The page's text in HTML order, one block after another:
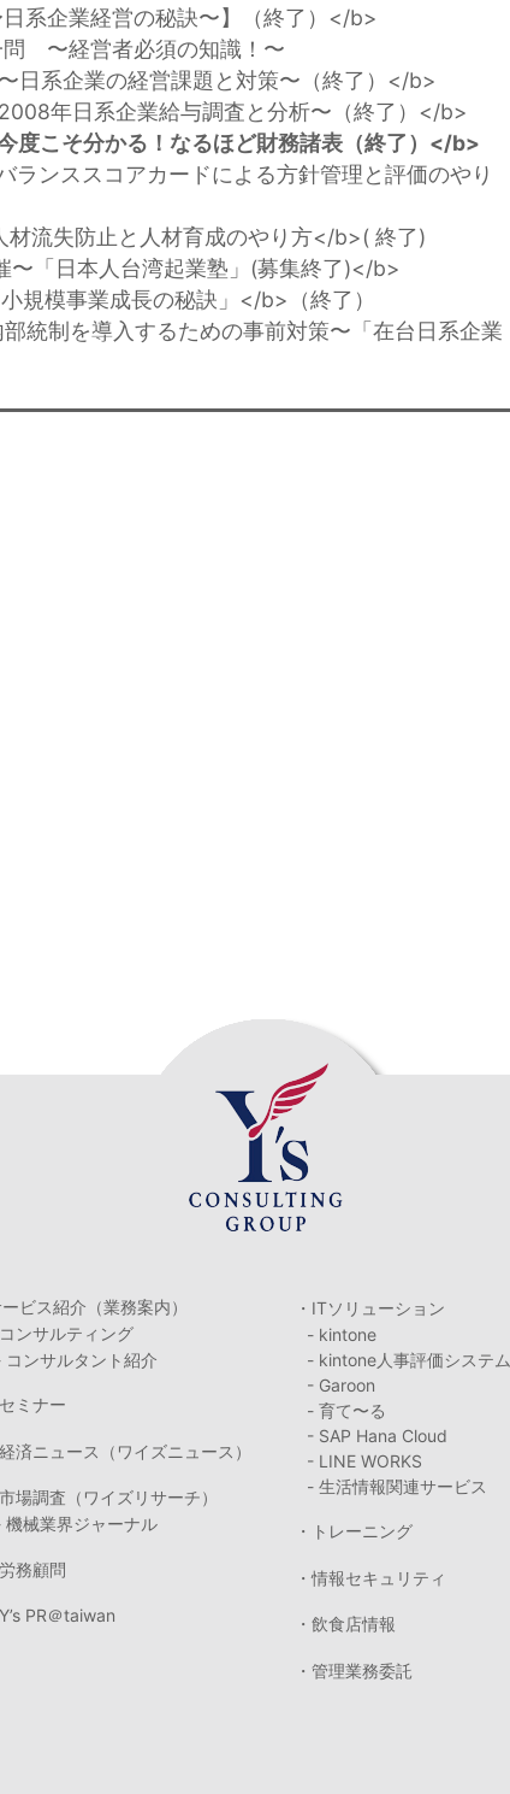
系企業経営の秘訣〜】（終了）</b>
問 〜経営者必須の知識！〜
日系企業の経営課題と対策〜（終了）</b>
年日系企業給与調査と分析〜（終了）</b>
度こそ分かる！なるほど財務諸表（終了）</b>
ランススコアカードによる方針管理と評価のやり
材流失防止と人材育成のやり方</b>( 終了)
〜「日本人台湾起業塾」(募集終了)</b>
規模事業成長の秘訣」</b>（終了）
統制を導入するための事前対策〜「在台日系企業
ビス紹介（業務案内）
コンサルティング
コンサルタント紹介
セミナー
経済ニュース（ワイズニュース）
市場調査（ワイズリサーチ）
機械業界ジャーナル
労務顧問
Y’s PR＠taiwan
・ITソリューション
- kintone
- kintone人事評価システム
- Garoon
- 育て〜る
- SAP Hana Cloud
- LINE WORKS
- 生活情報関連サービス
・トレーニング
・情報セキュリティ
・飲食店情報
・管理業務委託